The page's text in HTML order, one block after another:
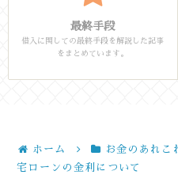
最終手段
借入に関しての最終手段を解説した記事
をまとめています。
ホーム お金のあれこ
宅ローンの金利について